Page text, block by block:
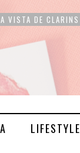
VISTA DE CLARINS
LIFESTYLE